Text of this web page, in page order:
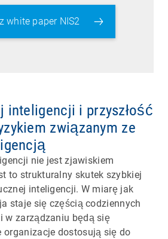
white paper NIS2
inteligencji i przyszłość
związanym ze
nie jest zjawiskiem
to strukturalny skutek szybkiej
inteligencji. W miarę jak
staje się częścią codziennych
w zarządzaniu będą się
organizacje dostosują się do